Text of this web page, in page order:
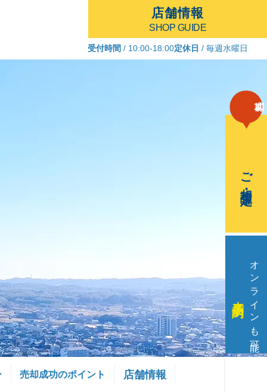
店舗情報
SHOP GUIDE
受付時間 / 10:00-18:00定休日 / 毎週水曜日
ご相談・査定
オンラインも可能
売却成功のポイント 店舗情報